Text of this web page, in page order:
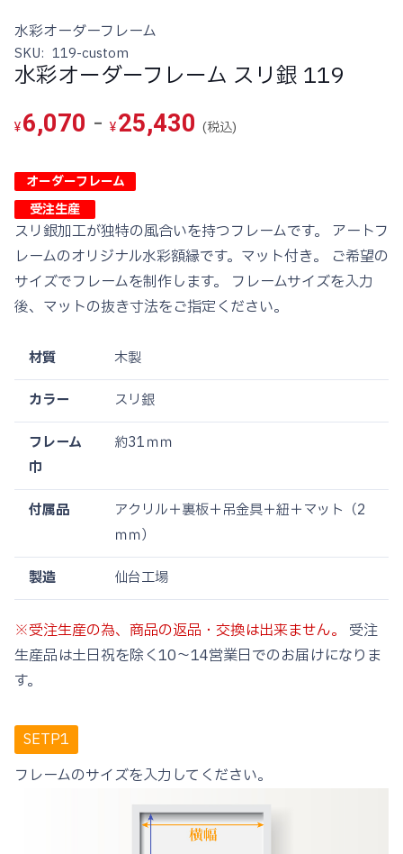
水彩オーダーフレーム
SKU: 119-custom
水彩オーダーフレーム スリ銀 119
¥6,070 - ¥25,430 (税込)
オーダーフレーム
受注生産
スリ銀加工が独特の風合いを持つフレームです。 アートフ
レームのオリジナル水彩額縁です。マット付き。 ご希望の
サイズでフレームを制作します。 フレームサイズを入力
後、マットの抜き寸法をご指定ください。
材質 木製
カラー スリ銀
フレーム
巾
約31ｍｍ
付属品
アクリル＋裏板＋吊金具＋紐＋マット（2
ｍｍ）
製造 仙台工場
※受注生産の為、商品の返品・交換は出来ません。
受注
生産品は土日祝を除く10〜14営業日でのお届けになりま
す。
SETP1
フレームのサイズを入力してください。